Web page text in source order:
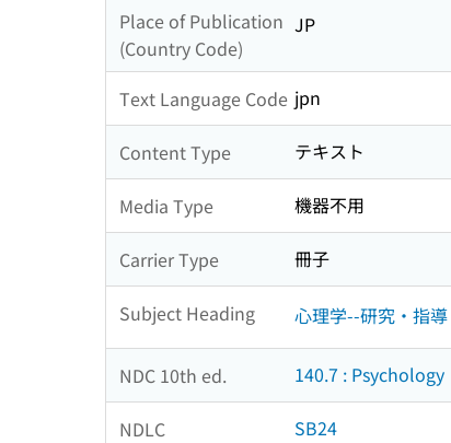
Place of Publication
(Country Code)
JP
Text Language Code jpn
Content Type テキスト
Media Type 機器不用
Carrier Type 冊子
Subject Heading 心理学--研究・指導
NDC 10th ed. 140.7 : Psychology
NDLC SB24